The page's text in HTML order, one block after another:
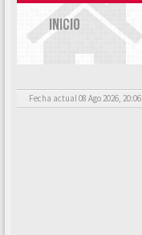
INICIO
Fecha actual 08 Ago 2026, 20:06